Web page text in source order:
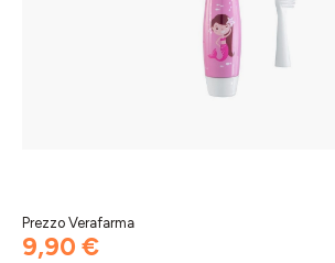
Prezzo Verafarma
9,90 €